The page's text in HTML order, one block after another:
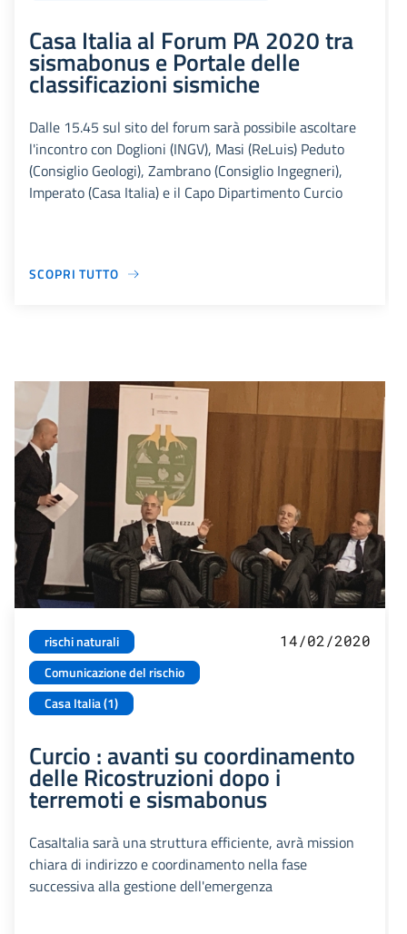
Casa Italia al Forum PA 2020 tra
sismabonus e Portale delle
classificazioni sismiche
Dalle 15.45 sul sito del forum sarà possibile ascoltare
l'incontro con Doglioni (INGV), Masi (ReLuis) Peduto
(Consiglio Geologi), Zambrano (Consiglio Ingegneri),
Imperato (Casa Italia) e il Capo Dipartimento Curcio
SCOPRI TUTTO
rischi naturali
Comunicazione del rischio
Casa Italia (1)
14/02/2020
Curcio : avanti su coordinamento
delle Ricostruzioni dopo i
terremoti e sismabonus
CasaItalia sarà una struttura efficiente, avrà mission
chiara di indirizzo e coordinamento nella fase
successiva alla gestione dell'emergenza